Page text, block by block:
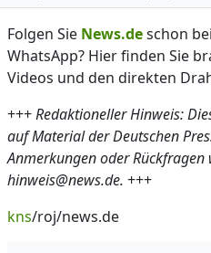
Folgen Sie News.deschon bei
WhatsApp? Hier finden Sie
Videos und den direkten
+++Redaktioneller Hinweis:
auf Material der Deutschen
Anmerkungen oder Rückfragen
hinweis@news.de. +++
kns/roj/news.de